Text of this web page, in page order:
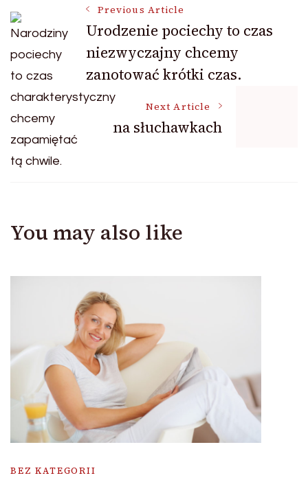
Post
Navigation
Previous Article
Urodzenie pociechy to czas
niezwyczajny chcemy
zanotować krótki czas.
Next Article
na słuchawkach
You may also like
BEZ KATEGORII